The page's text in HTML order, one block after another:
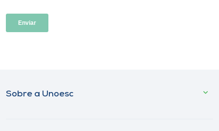
Sobre a Unoesc